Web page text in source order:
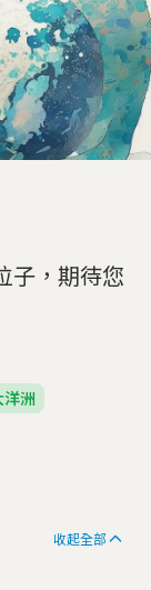
子，期待您
洋洲
收起全部